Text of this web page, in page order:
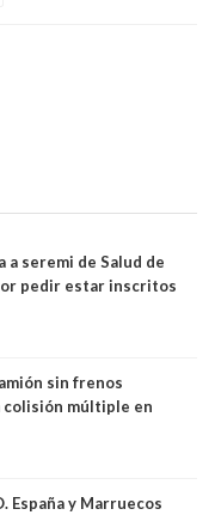
seremi de Salud de
pedir estar inscritos
desde el 11 de
sin frenos
múltiple en
España y Marruecos